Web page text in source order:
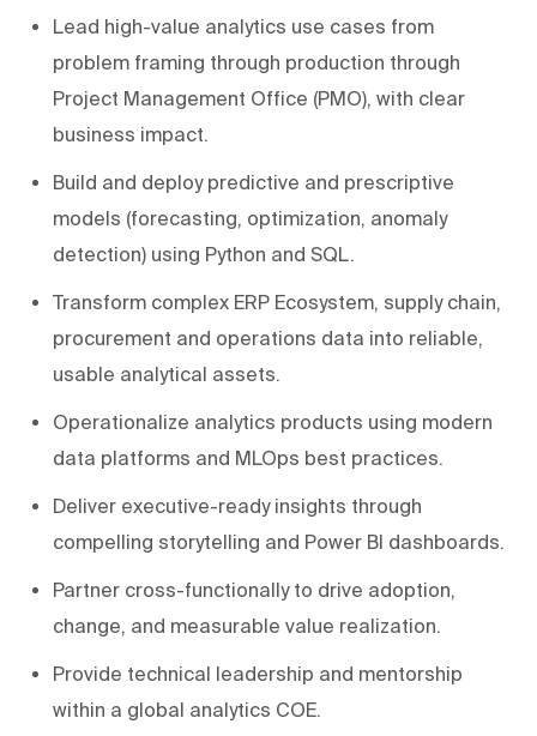
Lead high-value analytics use cases from
problem framing through production through
Project Management Office (PMO), with clear
business impact.
Build and deploy predictive and prescriptive
models (forecasting, optimization, anomaly
detection) using Python and SQL.
Transform complex ERP Ecosystem, supply chain,
procurement and operations data into reliable,
usable analytical assets.
Operationalize analytics products using modern
data platforms and MLOps best practices.
Deliver executive-ready insights through
compelling storytelling and Power BI dashboards.
Partner cross-functionally to drive adoption,
change, and measurable value realization.
Provide technical leadership and mentorship
within a global analytics COE.